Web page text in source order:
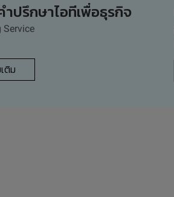
ำปรึกษาไอทีเพื่อธุรกิจ
Service
ติม